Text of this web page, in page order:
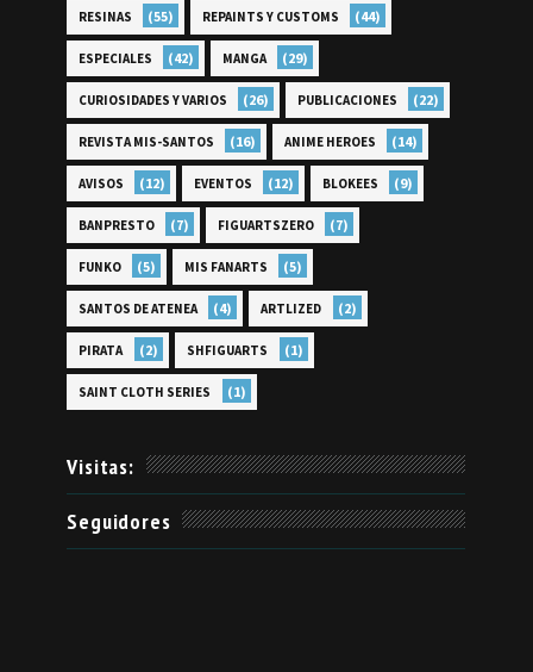
RESINAS (55) REPAINTS Y CUSTOMS (44)
ESPECIALES (42) MANGA (29)
CURIOSIDADES Y VARIOS (26) PUBLICACIONES (22)
REVISTA MIS-SANTOS (16) ANIME HEROES (14)
AVISOS (12) EVENTOS (12) BLOKEES (9)
BANPRESTO (7) FIGUARTSZERO (7)
FUNKO (5) MIS FANARTS (5)
SANTOS DE ATENEA (4) ARTLIZED (2)
PIRATA (2) SHFIGUARTS (1)
SAINT CLOTH SERIES (1)
Visitas:
Seguidores